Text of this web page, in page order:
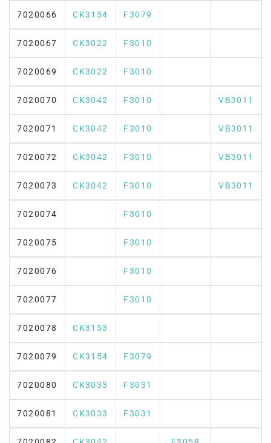
7020066 CK3154 F3079
7020067 CK3022 F3010
7020069 CK3022 F3010
7020070 CK3042 F3010 VB3011
7020071 CK3042 F3010 VB3011
7020072 CK3042 F3010 VB3011
7020073 CK3042 F3010 VB3011
7020074 F3010
7020075 F3010
7020076 F3010
7020077 F3010
7020078 CK3153
7020079 CK3154 F3079
7020080 CK3033 F3031
7020081 CK3033 F3031